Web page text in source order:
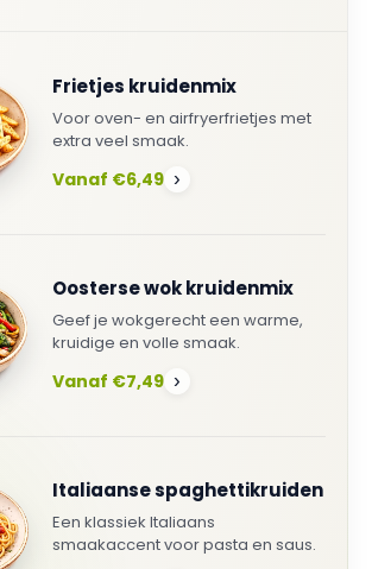
Frietjes kruidenmix
Voor oven- en airfryerfrietjes met
extra veel smaak.
Vanaf €6,49 ›
Oosterse wok kruidenmix
Geef je wokgerecht een warme,
kruidige en volle smaak.
Vanaf €7,49 ›
Italiaanse spaghettikruiden
Een klassiek Italiaans
smaakaccent voor pasta en saus.